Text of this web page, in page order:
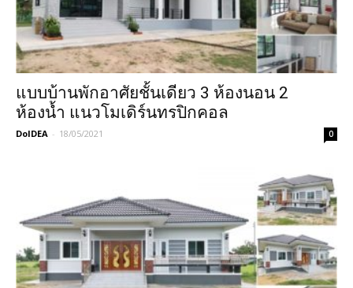
แบบบ้านพักอาศัยชั้นเดียว 3 ห้องนอน 2
ห้องน้ำ แนวโมเดิร์นทรปิกคอล
DoIDEA - 18/05/2021 0